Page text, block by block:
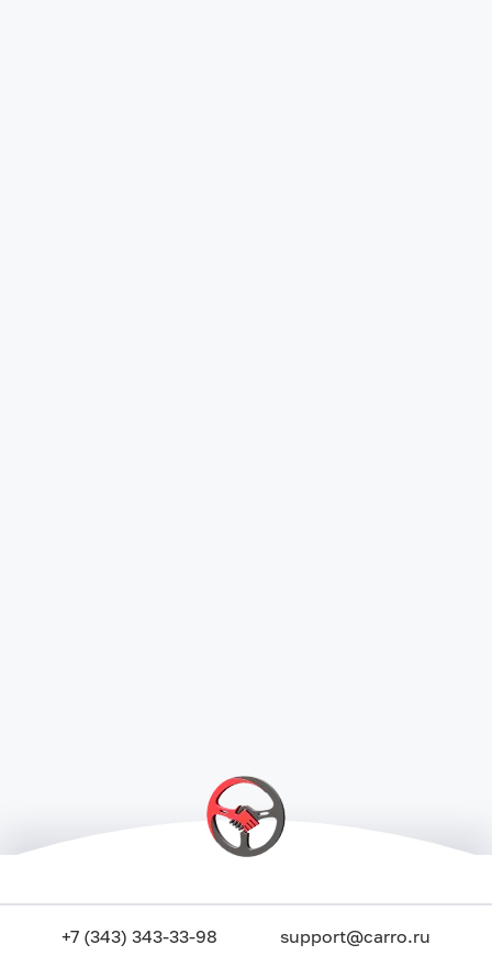
+7 (343) 343-33-98 support@carro.ru